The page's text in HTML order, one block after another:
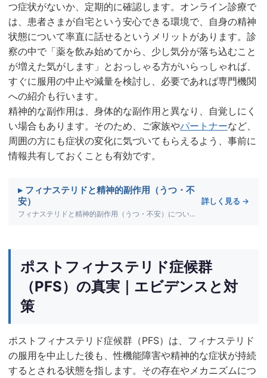
つ症状がないか、定期的に確認します。オンライン診療で
は、患者さまが自宅という安心できる環境で、自身の精神
状態について率直に話せるというメリットがあります。診
察の中で「薬を飲み始めてから、少し気分が落ち込むこと
が増えた気がします」とおっしゃる方がいらっしゃれば、
すぐに服用の中止や減量を検討し、必要であれば専門機関
への紹介も行います。
精神的な副作用は、身体的な副作用と異なり、自覚しにく
い場合もあります。そのため、ご家族やパートナーなど、
周囲の方にも症状の変化に気づいてもらえるよう、事前に
情報共有しておくことも有効です。
▸ フィナステリドと精神的副作用（うつ・不
安）
フィナステリドと精神的副作用（うつ・不安）について詳しく解説します。
詳しく見る →
ポストフィナステリド症候群
（PFS）の真実｜エビデンスと対
策
ポストフィナステリド症候群（PFS）は、フィナステリド
の服用を中止した後も、性機能障害や精神的な症状が持続
するとされる状態を指します。その存在やメカニズムにつ